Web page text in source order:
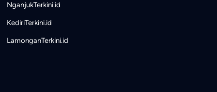
NganjukTerkini.id
KediriTerkini.id
LamonganTerkini.id